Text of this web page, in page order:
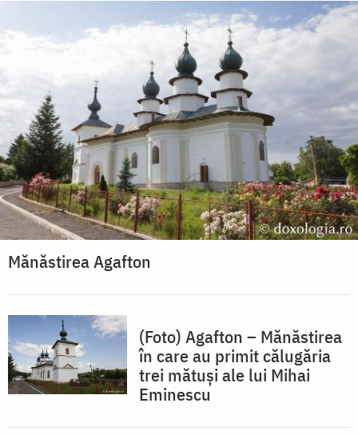
Mănăstirea Agafton
(Foto) Agafton – Mănăstirea
în care au primit călugăria
trei mătuși ale lui Mihai
Eminescu